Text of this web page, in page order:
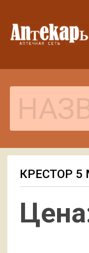
КРЕСТОР